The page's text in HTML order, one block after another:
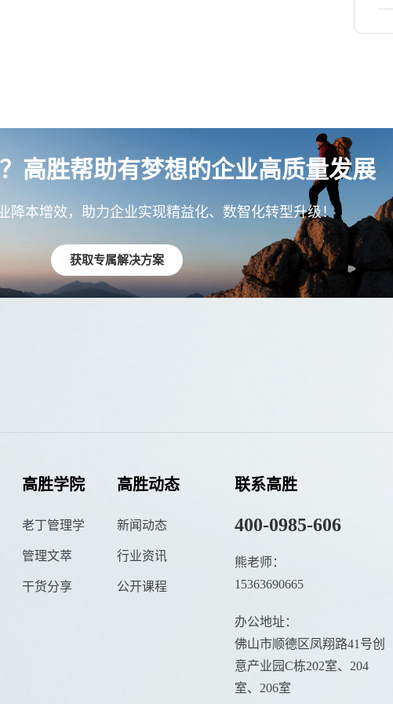
高胜帮助有梦想的企业高质量发展
降本增效，助力企业实现精益化、数智化转型升级！
获取专属解决方案
高胜学院
老丁管理学
管理文萃
干货分享
高胜动态
新闻动态
行业资讯
公开课程
联系高胜
400-0985-606
熊老师：
15363690665
办公地址：
佛山市顺德区凤翔路41号创
意产业园C栋202室、204
室、206室